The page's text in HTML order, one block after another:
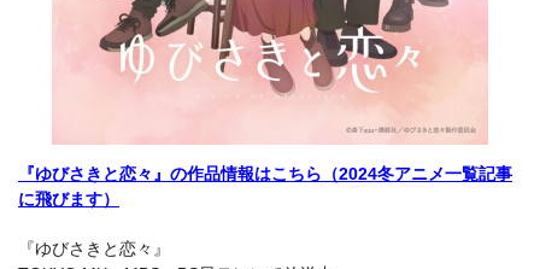
『ゆびさきと恋々』の作品情報はこちら（2024冬アニメ一覧記事
に飛びます）
『ゆびさきと恋々』